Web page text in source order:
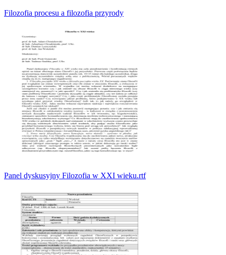
Filozofia procesu a filozofia przyrody
Panel dyskusyjny Filozofia w XXI wieku.rtf